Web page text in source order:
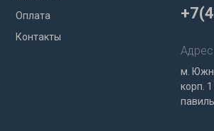
Оплата
Контакты
Адрес:
м.
корп.